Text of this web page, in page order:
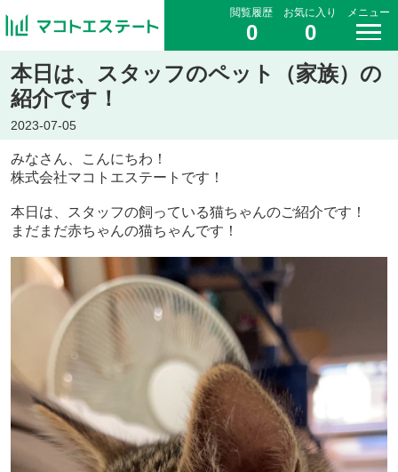
閲覧履歴
0
お気に入り
0
メニュー
本日は、スタッフのペット（家族）の
紹介です！
2023-07-05
みなさん、こんにちわ！
株式会社マコトエステートです！
本日は、スタッフの飼っている猫ちゃんのご紹介です！
まだまだ赤ちゃんの猫ちゃんです！